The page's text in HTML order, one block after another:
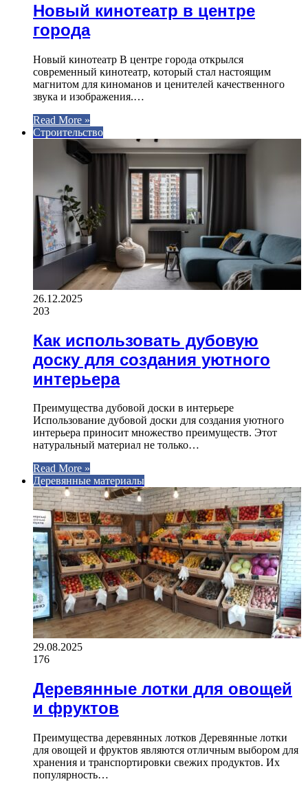
Новый кинотеатр в центре
города
Новый кинотеатр В центре города открылся
современный кинотеатр, который стал настоящим
магнитом для киноманов и ценителей качественного
звука и изображения.…
Read More »
Строительство
26.12.2025
203
Как использовать дубовую
доску для создания уютного
интерьера
Преимущества дубовой доски в интерьере
Использование дубовой доски для создания уютного
интерьера приносит множество преимуществ. Этот
натуральный материал не только…
Read More »
Деревянные материалы
29.08.2025
176
Деревянные лотки для овощей
и фруктов
Преимущества деревянных лотков Деревянные лотки
для овощей и фруктов являются отличным выбором для
хранения и транспортировки свежих продуктов. Их
популярность…